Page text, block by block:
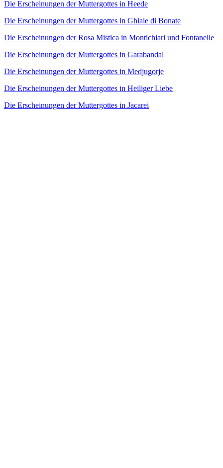
Die Erscheinungen der Muttergottes in Heede
Die Erscheinungen der Muttergottes in Ghiaie di Bonate
Die Erscheinungen der Rosa Mistica in Montichiari und Fontanelle
Die Erscheinungen der Muttergottes in Garabandal
Die Erscheinungen der Muttergottes in Medjugorje
Die Erscheinungen der Muttergottes in Heiliger Liebe
Die Erscheinungen der Muttergottes in Jacarei